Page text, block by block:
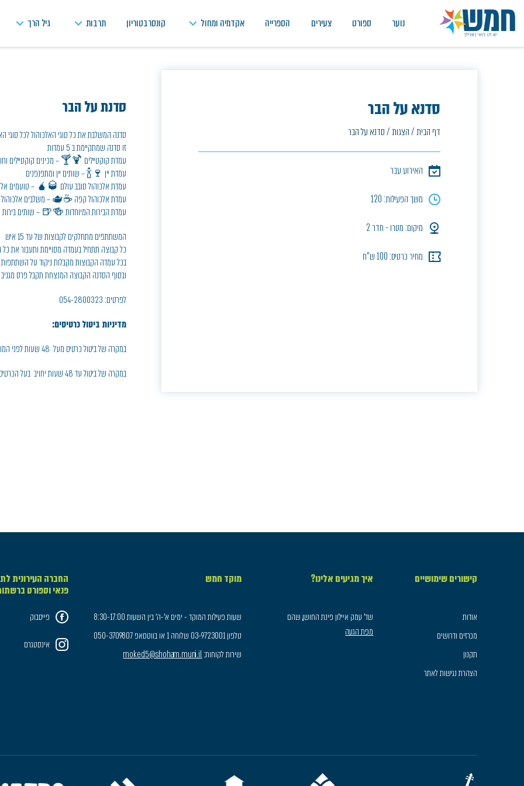
נוער ספורט צעירים הספרייה אקדמיה ומחול קונסרבטוריון תרבות גיל הרך
סדנא על הבר
דף הבית/הצגות/סדנא על הבר
האירוע עבר
משך הפעילות: 120
מיקום: מטרו - חדר 2
מחיר כרטיס: 100 ש"ח
סדנת על הבר
סדנה המשלבת את כל סוגי האלכוהול לכל סוגי
זו סדנה שמתקיימת ב 5 עמדות
עמדת קוקטיילים 🍹🍸 – מכינים קוקטיילים
עמדת יין 🍷🍾 – שותים יין ומתפנפנים
עמדת אלכוהול סובב עולם 🥃🧉 – טועמים
עמדת אלכוהול קפה ☕🫖 – משלבים אלכוהול עם קפה וקוקטיילים
עמדת הבירות המיוחדות 🍻🍺 – שותים בירות
המשתתפים מתחלקים לקבוצות של עד 15 איש
כל קבוצה תתחיל בעמדה מסויימת ותעבור את
בכל עמדה הקבוצות מקבלות ניקוד על
ובסוף הסדנה הקבוצה המנצחת תקבל פרס מגניב
לפרטים: 054-2800323
מדיניות ביטול כרטיסים:
במקרה של ביטול כרטיס מעל 48 שעות לפני המופע, יחויב בעל הכרטיס בדמי ביטול בסך 5% ממחיר הכרטיס
במקרה של ביטול עד 48 שעות יחויב בעל הכרטיס בחיוב מלא
קישורים שימושיים
אודות
מכרזים ודרושים
תקנון
הצהרת נגישות לאתר
איך מגיעים אלינו?
שד׳ עמק איילון פינת החושן, שהם
מפת הגעה
מוקד חמש
שעות פעילות המוקד - ימים א'-ה' בין השעות 8:30-17:00
טלפון 03-9723001 שלוחה 1 או בווטסאפ 050-3709807
שירות לקוחות:moked5@shoham.muni.il
החברה העירונית
פנאי וספורט
פייסבוק
אינסטגרם